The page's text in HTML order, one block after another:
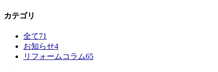
カテゴリ
全て71
お知らせ4
リフォームコラム65